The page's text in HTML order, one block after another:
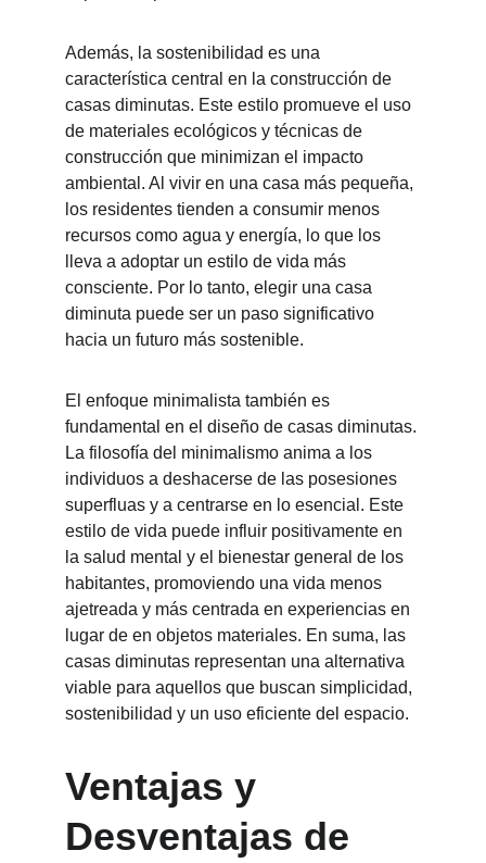
Además, la sostenibilidad es una
característica central en la construcción de
casas diminutas. Este estilo promueve el uso
de materiales ecológicos y técnicas de
construcción que minimizan el impacto
ambiental. Al vivir en una casa más pequeña,
los residentes tienden a consumir menos
recursos como agua y energía, lo que los
lleva a adoptar un estilo de vida más
consciente. Por lo tanto, elegir una casa
diminuta puede ser un paso significativo
hacia un futuro más sostenible.
El enfoque minimalista también es
fundamental en el diseño de casas diminutas.
La filosofía del minimalismo anima a los
individuos a deshacerse de las posesiones
superfluas y a centrarse en lo esencial. Este
estilo de vida puede influir positivamente en
la salud mental y el bienestar general de los
habitantes, promoviendo una vida menos
ajetreada y más centrada en experiencias en
lugar de en objetos materiales. En suma, las
casas diminutas representan una alternativa
viable para aquellos que buscan simplicidad,
sostenibilidad y un uso eficiente del espacio.
Ventajas y
Desventajas de